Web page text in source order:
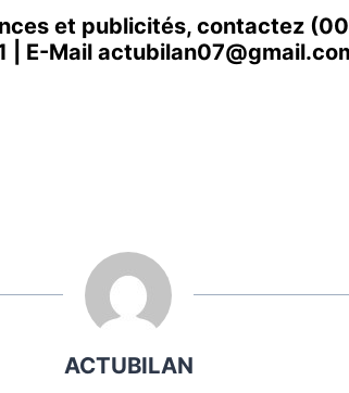
et publicités, contactez
| E-Mail
ACTUBILAN